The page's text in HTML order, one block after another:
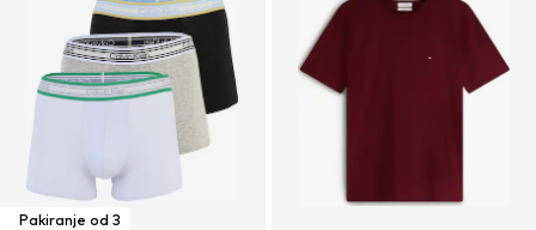
Pakiranje od 3